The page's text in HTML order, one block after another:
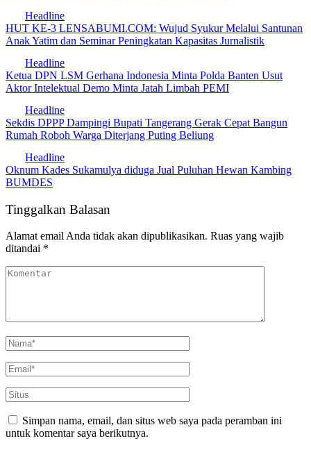
Headline
HUT KE-3 LENSABUMI.COM: Wujud Syukur Melalui Santunan
Anak Yatim dan Seminar Peningkatan Kapasitas Jurnalistik
Headline
Ketua DPN LSM Gerhana Indonesia Minta Polda Banten Usut
Aktor Intelektual Demo Minta Jatah Limbah PEMI
Headline
Sekdis DPPP Dampingi Bupati Tangerang Gerak Cepat Bangun
Rumah Roboh Warga Diterjang Puting Beliung
Headline
Oknum Kades Sukamulya diduga Jual Puluhan Hewan Kambing
BUMDES
Tinggalkan Balasan
Alamat email Anda tidak akan dipublikasikan. Ruas yang wajib
ditandai *
Simpan nama, email, dan situs web saya pada peramban ini
untuk komentar saya berikutnya.